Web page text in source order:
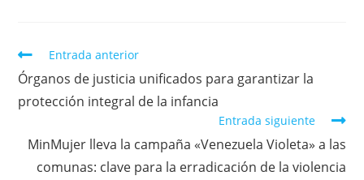
Entrada anterior
Órganos de justicia unificados para garantizar la
protección integral de la infancia
Entrada siguiente
MinMujer lleva la campaña «Venezuela Violeta» a las
comunas: clave para la erradicación de la violencia